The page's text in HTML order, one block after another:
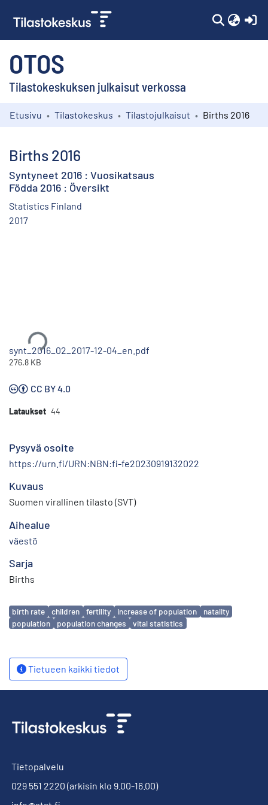
OTOS
Tilastokeskuksen julkaisut verkossa
Selaa
Etusivu Tilastokeskus Tilastojulkaisut Births 2016
Births 2016
Syntyneet 2016 : Vuosikatsaus
Födda 2016 : Översikt
Statistics Finland
2017
synt_2016_02_2017-12-04_en.pdf
276.8 KB
CC BY 4.0
Lataukset 44
Pysyvä osoite
https://urn.fi/URN:NBN:fi-fe20230919132022
Kuvaus
Suomen virallinen tilasto (SVT)
Aihealue
väestö
Sarja
Births
Avainsanat
birth rate children fertility increase of population
natality
population
population changes vital statistics
Tietueen kaikki tiedot
Tietopalvelu
029 551 2220 (arkisin klo 9.00-16.00)